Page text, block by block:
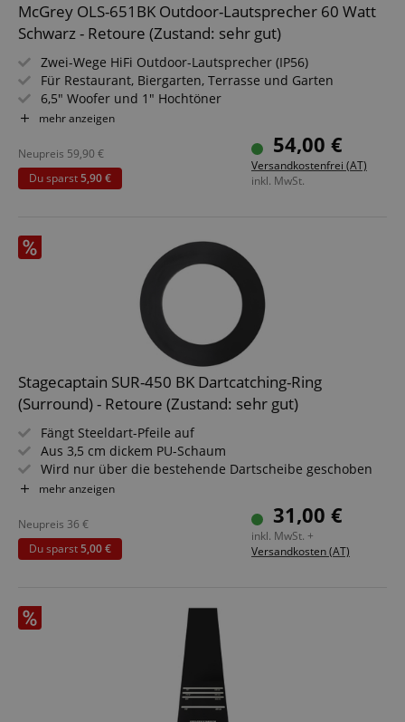
McGrey OLS-651BK Outdoor-Lautsprecher 60 Watt
Schwarz - Retoure (Zustand: sehr gut)
Zwei-Wege HiFi Outdoor-Lautsprecher (IP56)
Für Restaurant, Biergarten, Terrasse und Garten
6,5" Woofer und 1" Hochtöner
Belastbarkeit: 60 Watt @ 8 Ohm
Frequenzbereich: 75 Hz - 20 kHz
mehr anzeigen
54,00 €
Versandkostenfrei (AT)
inkl. MwSt.
Neupreis 59,90 €
Du sparst5,90 €
Stagecaptain SUR-450 BK Dartcatching-Ring
(Surround) - Retoure (Zustand: sehr gut)
Fängt Steeldart-Pfeile auf
Aus 3,5 cm dickem PU-Schaum
Wird nur über die bestehende Dartscheibe geschoben
Schützt Wand, Fußboden und Pfeilspitzen
Außendurchmesser: 67,5 cm
mehr anzeigen
31,00 €
inkl. MwSt. +
Versandkosten (AT)
Neupreis 36 €
Du sparst5,00 €